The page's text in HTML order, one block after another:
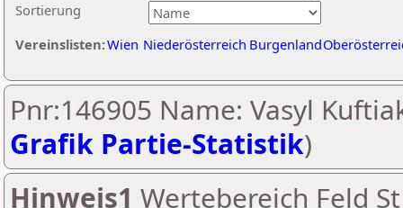
Sortierung
Vereinslisten:Wien Niederösterreich Burgenland
Pnr:146905 Name: Vasyl
Grafik Partie-Statistik)
Hinweis1 Wertebereich Feld